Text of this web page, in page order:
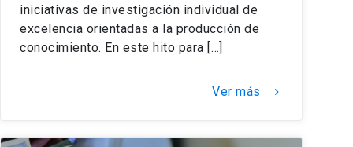
iniciativas de investigación individual de
excelencia orientadas a la producción de
conocimiento. En este hito para […]
Ver más keyboard_arrow_right